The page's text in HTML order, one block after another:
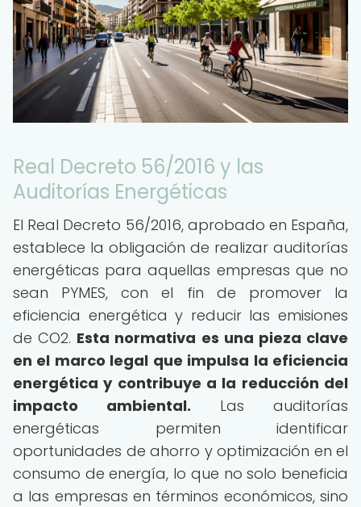
Real Decreto 56/2016 y las
Auditorías Energéticas
El Real Decreto 56/2016, aprobado en España,
establece la obligación de realizar auditorías
energéticas para aquellas empresas que no
sean PYMES, con el fin de promover la
eficiencia energética y reducir las emisiones
de CO2. Esta normativa es una pieza clave
en el marco legal que impulsa la eficiencia
energética y contribuye a la reducción del
impacto ambiental. Las auditorías
energéticas permiten identificar
oportunidades de ahorro y optimización en el
consumo de energía, lo que no solo beneficia
a las empresas en términos económicos, sino